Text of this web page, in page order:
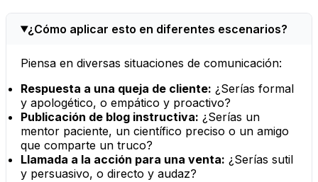
¿Cómo aplicar esto en diferentes escenarios?
Piensa en diversas situaciones de comunicación:
Respuesta a una queja de cliente: ¿Serías formal
y apologético, o empático y proactivo?
Publicación de blog instructiva: ¿Serías un
mentor paciente, un científico preciso o un amigo
que comparte un truco?
Llamada a la acción para una venta: ¿Serías sutil
y persuasivo, o directo y audaz?